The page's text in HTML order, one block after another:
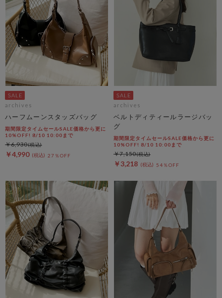
archives
ハーフムーンスタッズバッグ
期間限定タイムセールSALE価格から更に
10%OFF! 8/10 10:00まで
￥4,990 27％OFF
￥6,930
archives
ベルトディティールラージバッ
グ
期間限定タイムセールSALE価格から更に
10%OFF! 8/10 10:00まで
￥3,218 54％OFF
￥7,150